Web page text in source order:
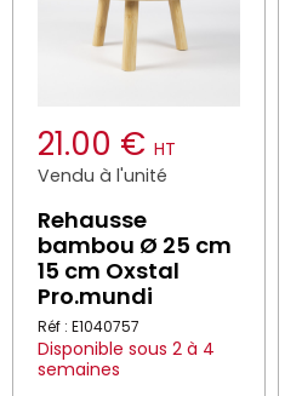
21.00 € HT
Vendu à l'unité
Rehausse
bambou Ø 25 cm
15 cm Oxstal
Pro.mundi
Réf : E1040757
Disponible sous 2 à 4
semaines